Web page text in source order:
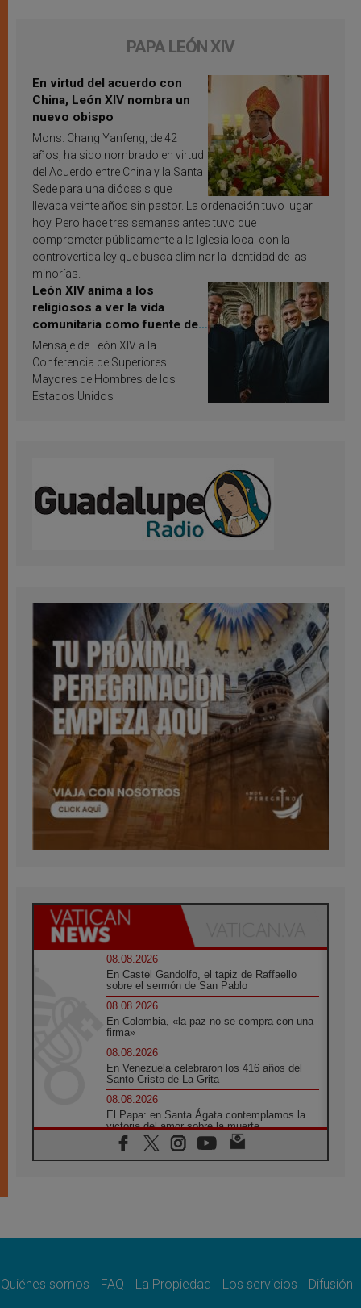
PAPA LEÓN XIV
En virtud del acuerdo con
China, León XIV nombra un
nuevo obispo
Mons. Chang Yanfeng, de 42
años, ha sido nombrado en virtud
del Acuerdo entre China y la Santa
Sede para una diócesis que
llevaba veinte años sin pastor. La ordenación tuvo lugar
hoy. Pero hace tres semanas antes tuvo que
comprometer públicamente a la Iglesia local con la
controvertida ley que busca eliminar la identidad de las
minorías.
León XIV anima a los
religiosos a ver la vida
comunitaria como fuente de
inspiración y santificación
Mensaje de León XIV a la
Conferencia de Superiores
Mayores de Hombres de los
Estados Unidos
08.08.2026
En Castel Gandolfo, el tapiz de Raffaello
sobre el sermón de San Pablo
08.08.2026
En Colombia, «la paz no se compra con una
firma»
08.08.2026
En Venezuela celebraron los 416 años del
Santo Cristo de La Grita
08.08.2026
El Papa: en Santa Ágata contemplamos la
victoria del amor sobre la muerte
08.08.2026
León XIV visitará el Santuario de la Madre
07.08.2026
07.08.2026
Quiénes somos FAQ La Propiedad Los servicios
Difusión